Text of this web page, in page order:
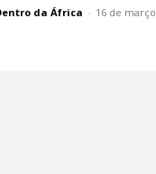
da África - 16 de